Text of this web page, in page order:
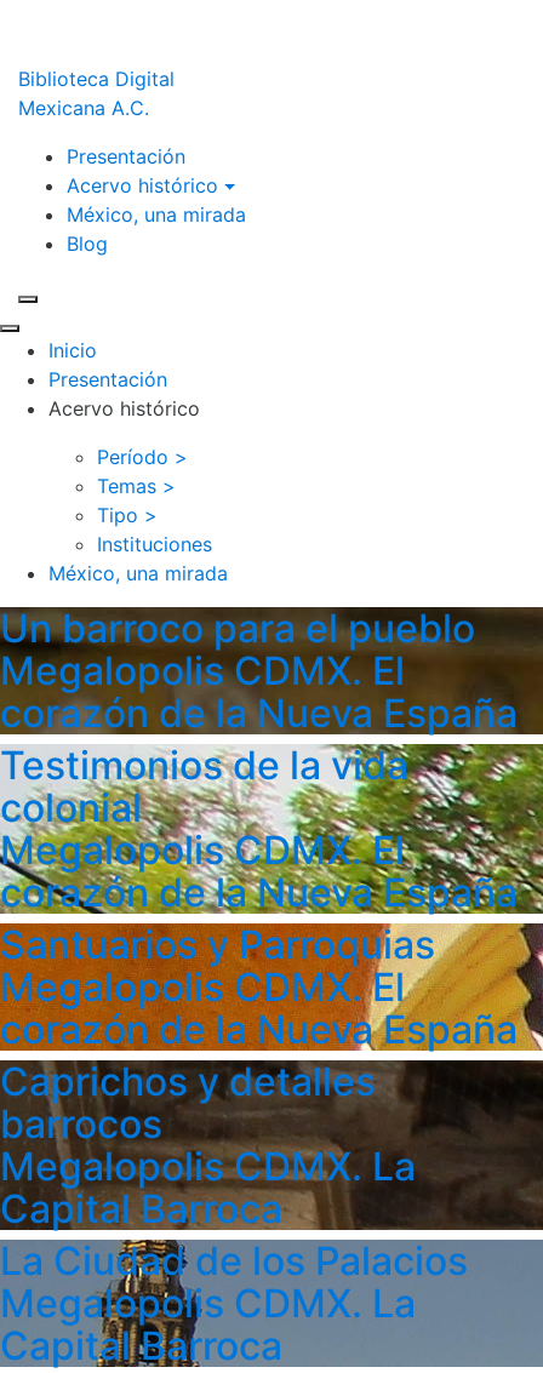
Biblioteca Digital
Mexicana A.C.
Presentación
Acervo histórico
México, una mirada
Blog
Inicio
Presentación
Acervo histórico
Período >
Temas >
Tipo >
Instituciones
México, una mirada
Un barroco para el pueblo
Megalopolis CDMX. El
corazón de la Nueva España
Testimonios de la vida
colonial
Megalopolis CDMX. El
corazón de la Nueva España
Santuarios y Parroquias
Megalopolis CDMX. El
corazón de la Nueva España
Caprichos y detalles
barrocos
Megalopolis CDMX. La
Capital Barroca
La Ciudad de los Palacios
Megalopolis CDMX. La
Capital Barroca